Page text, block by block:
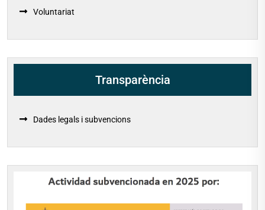
Voluntariat
Transparència
Dades legals i subvencions